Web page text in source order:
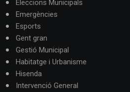
Eleccions Municipals
Emergències
Esports
Gent gran
Gestió Municipal
Habitatge i Urbanisme
Hisenda
Intervenció General